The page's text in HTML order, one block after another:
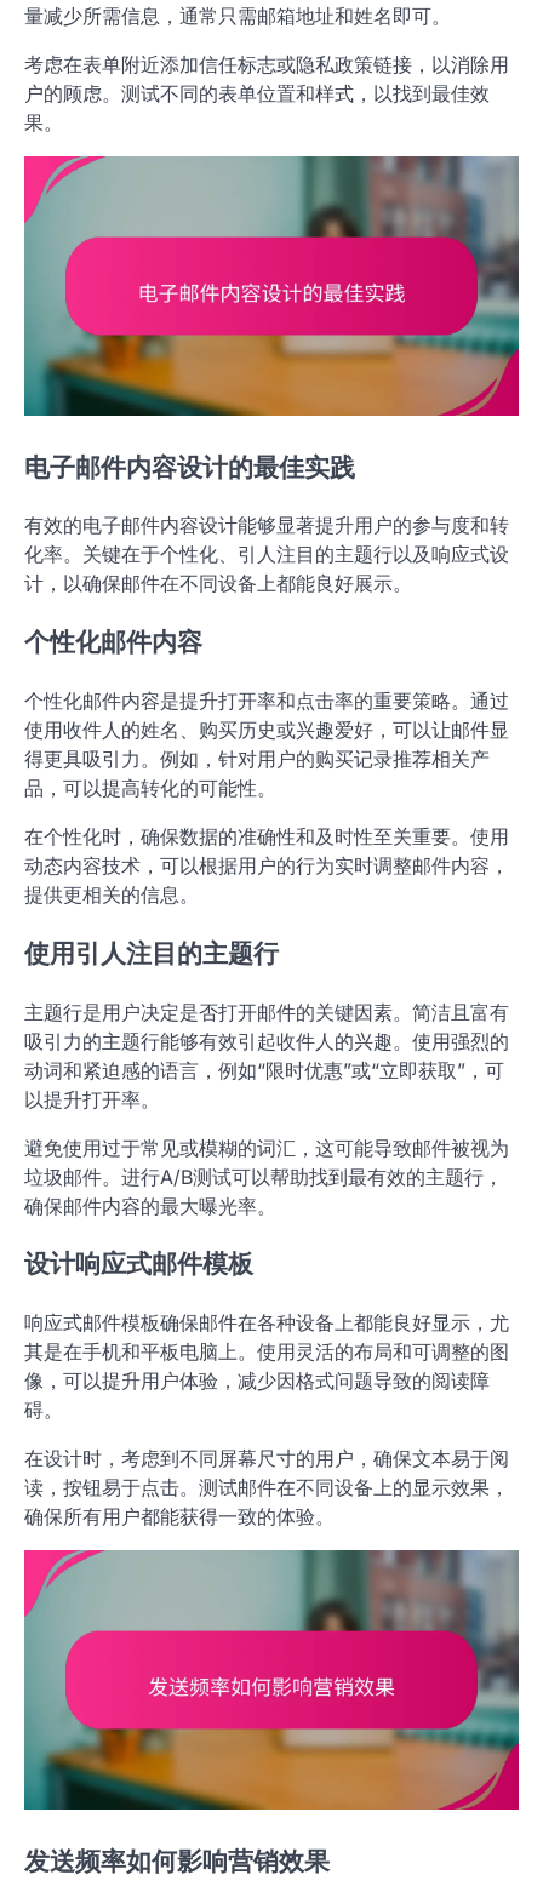
量减少所需信息，通常只需邮箱地址和姓名即可。
考虑在表单附近添加信任标志或隐私政策链接，以消除用
户的顾虑。测试不同的表单位置和样式，以找到最佳效
果。
电子邮件内容设计的最佳实践
有效的电子邮件内容设计能够显著提升用户的参与度和转
化率。关键在于个性化、引人注目的主题行以及响应式设
计，以确保邮件在不同设备上都能良好展示。
个性化邮件内容
个性化邮件内容是提升打开率和点击率的重要策略。通过
使用收件人的姓名、购买历史或兴趣爱好，可以让邮件显
得更具吸引力。例如，针对用户的购买记录推荐相关产
品，可以提高转化的可能性。
在个性化时，确保数据的准确性和及时性至关重要。使用
动态内容技术，可以根据用户的行为实时调整邮件内容，
提供更相关的信息。
使用引人注目的主题行
主题行是用户决定是否打开邮件的关键因素。简洁且富有
吸引力的主题行能够有效引起收件人的兴趣。使用强烈的
动词和紧迫感的语言，例如“限时优惠”或“立即获取”，可
以提升打开率。
避免使用过于常见或模糊的词汇，这可能导致邮件被视为
垃圾邮件。进行A/B测试可以帮助找到最有效的主题行，
确保邮件内容的最大曝光率。
设计响应式邮件模板
响应式邮件模板确保邮件在各种设备上都能良好显示，尤
其是在手机和平板电脑上。使用灵活的布局和可调整的图
像，可以提升用户体验，减少因格式问题导致的阅读障
碍。
在设计时，考虑到不同屏幕尺寸的用户，确保文本易于阅
读，按钮易于点击。测试邮件在不同设备上的显示效果，
确保所有用户都能获得一致的体验。
发送频率如何影响营销效果